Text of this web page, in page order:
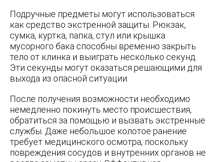
Подручные предметы могут использоваться
как средство экстренной защиты. Рюкзак,
сумка, куртка, папка, стул или крышка
мусорного бака способны временно закрыть
тело от клинка и выиграть несколько секунд.
Эти секунды могут оказаться решающими для
выхода из опасной ситуации.
После получения возможности необходимо
немедленно покинуть место происшествия,
обратиться за помощью и вызвать экстренные
службы. Даже небольшое колотое ранение
требует медицинского осмотра, поскольку
повреждения сосудов и внутренних органов не